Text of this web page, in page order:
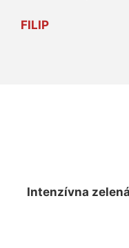
FILIP
Intenzívna